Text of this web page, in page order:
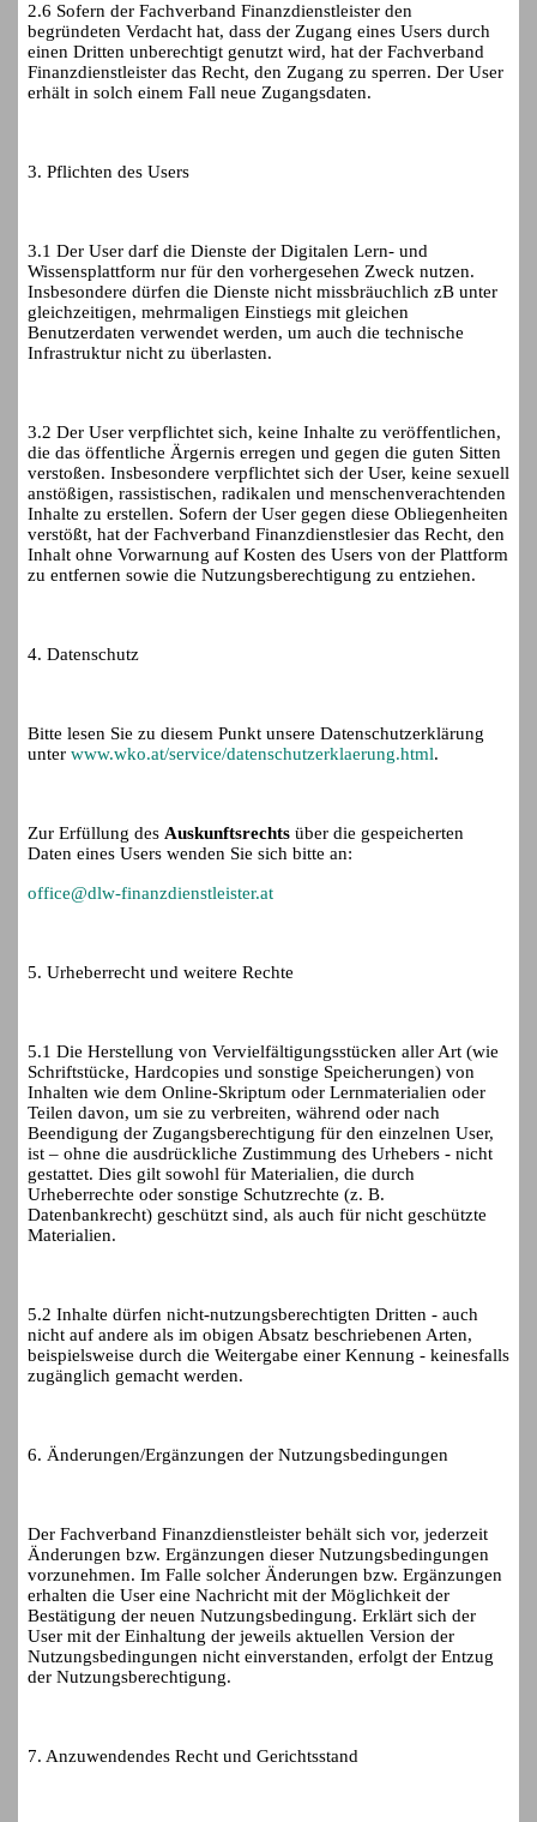
2.6 Sofern der Fachverband Finanzdienstleister den
begründeten Verdacht hat, dass der Zugang eines Users durch
einen Dritten unberechtigt genutzt wird, hat der Fachverband
Finanzdienstleister das Recht, den Zugang zu sperren. Der User
erhält in solch einem Fall neue Zugangsdaten.
3. Pflichten des Users
3.1 Der User darf die Dienste der Digitalen Lern- und
Wissensplattform nur für den vorhergesehen Zweck nutzen.
Insbesondere dürfen die Dienste nicht missbräuchlich zB unter
gleichzeitigen, mehrmaligen Einstiegs mit gleichen
Benutzerdaten verwendet werden, um auch die technische
Infrastruktur nicht zu überlasten.
3.2 Der User verpflichtet sich, keine Inhalte zu veröffentlichen,
die das öffentliche Ärgernis erregen und gegen die guten Sitten
verstoßen. Insbesondere verpflichtet sich der User, keine sexuell
anstößigen, rassistischen, radikalen und menschenverachtenden
Inhalte zu erstellen. Sofern der User gegen diese Obliegenheiten
verstößt, hat der Fachverband Finanzdienstlesier das Recht, den
Inhalt ohne Vorwarnung auf Kosten des Users von der Plattform
zu entfernen sowie die Nutzungsberechtigung zu entziehen.
4. Datenschutz
Bitte lesen Sie zu diesem Punkt unsere Datenschutzerklärung
unter www.wko.at/service/datenschutzerklaerung.html.
Zur Erfüllung des Auskunftsrechts über die gespeicherten
Daten eines Users wenden Sie sich bitte an:
office@dlw-finanzdienstleister.at
5. Urheberrecht und weitere Rechte
5.1 Die Herstellung von Vervielfältigungsstücken aller Art (wie
Schriftstücke, Hardcopies und sonstige Speicherungen) von
Inhalten wie dem Online-Skriptum oder Lernmaterialien oder
Teilen davon, um sie zu verbreiten, während oder nach
Beendigung der Zugangsberechtigung für den einzelnen User,
ist – ohne die ausdrückliche Zustimmung des Urhebers - nicht
gestattet. Dies gilt sowohl für Materialien, die durch
Urheberrechte oder sonstige Schutzrechte (z. B.
Datenbankrecht) geschützt sind, als auch für nicht geschützte
Materialien.
5.2 Inhalte dürfen nicht-nutzungsberechtigten Dritten - auch
nicht auf andere als im obigen Absatz beschriebenen Arten,
beispielsweise durch die Weitergabe einer Kennung - keinesfalls
zugänglich gemacht werden.
6. Änderungen/Ergänzungen der Nutzungsbedingungen
Der Fachverband Finanzdienstleister behält sich vor, jederzeit
Änderungen bzw. Ergänzungen dieser Nutzungsbedingungen
vorzunehmen. Im Falle solcher Änderungen bzw. Ergänzungen
erhalten die User eine Nachricht mit der Möglichkeit der
Bestätigung der neuen Nutzungsbedingung. Erklärt sich der
User mit der Einhaltung der jeweils aktuellen Version der
Nutzungsbedingungen nicht einverstanden, erfolgt der Entzug
der Nutzungsberechtigung.
7. Anzuwendendes Recht und Gerichtsstand